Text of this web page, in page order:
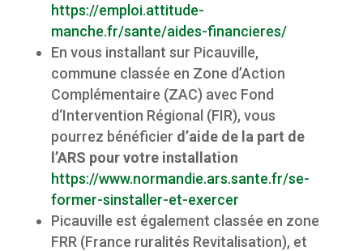
https://emploi.attitude-
manche.fr/sante/aides-financieres/
En vous installant sur Picauville,
commune classée en Zone d’Action
Complémentaire (ZAC) avec Fond
d‘Intervention Régional (FIR), vous
pourrez bénéficier d’aide de la part de
l’ARS pour votre installation
https://www.normandie.ars.sante.fr/se-
former-sinstaller-et-exercer
Picauville est également classée en zone
FRR (France ruralités Revitalisation), et